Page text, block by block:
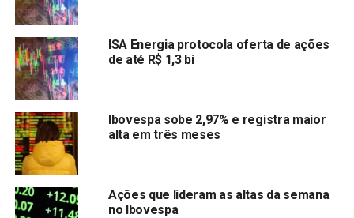
Por volta das 16h30, desta sexta-feira (20), ositedas
Loja Renner ainda estava fora do ar. As ações da empresa
(LREN3) operam em leve queda 0,38% cotadas a R$ 39,30.
Compartilhar:
Copy
Link
WhatsApp
TÓPICOS RELACIONADOS: IBOV LREN3
ISA Energia protocola oferta de ações
de até R$ 1,3 bi
Ibovespa sobe 2,97% e registra maior
alta em três meses
Ações que lideram as altas da semana
no Ibovespa